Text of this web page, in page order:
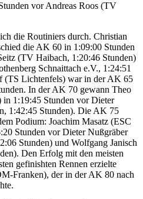
vor Andreas Roos (TV
die Routiniers durch. Christian
die AK 60 in 1:09:00 Stunden
(TV Haibach, 1:20:46 Stunden)
Schnaittach e.V., 1:24:51
(TS Lichtenfels) war in der AK 65
In der AK 70 gewann Theo
1:19:45 Stunden vor Dieter
1:42:45 Stunden). Die AK 75
Podium: Joachim Masatz (ESC
Stunden vor Dieter Nußgräber
Stunden) und Wolfgang Janisch
Den Erfolg mit den meisten
gefinishten Rennen erzielte
Franken), der in der AK 80 nach